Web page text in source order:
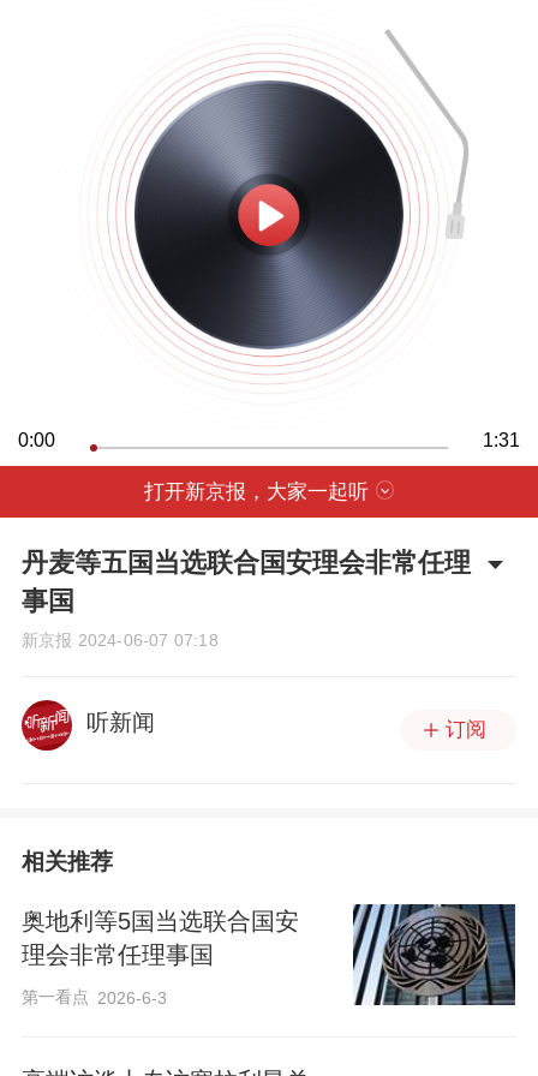
0:00 1:31
打开新京报，大家一起听
丹麦等五国当选联合国安理会非常任理
事国
新京报 2024-06-07 07:18
听新闻 订阅
相关推荐
奥地利等5国当选联合国安
理会非常任理事国
第一看点 2026-6-3